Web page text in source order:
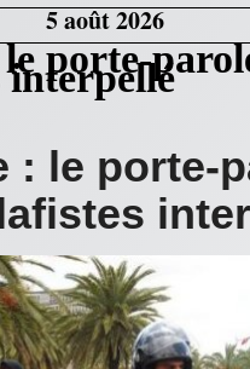
5 août 2026
porte-
interpellé
: le porte-